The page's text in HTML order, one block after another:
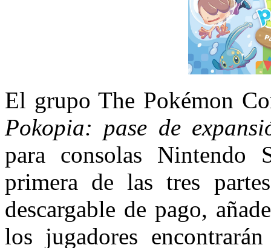
El grupo The Pokémon
Pokopia: pase de
para consolas
primera de las tres
descargable de pago,
los jugadores